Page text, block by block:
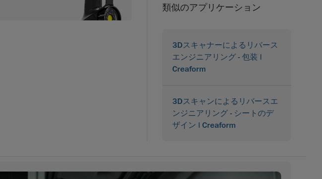
類似のアプリケーション
3Dスキャナーによるリバース
エンジニアリング - 包装 |
Creaform
3Dスキャンによるリバースエ
ンジニアリング - シートのデ
ザイン | Creaform